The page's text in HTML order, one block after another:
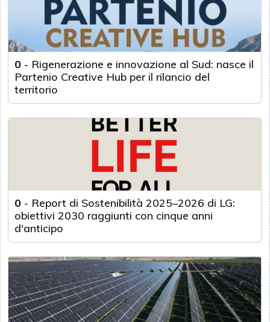
0 - Rigenerazione e innovazione al Sud: nasce il
Partenio Creative Hub per il rilancio del
territorio
0 - Report di Sostenibilità 2025–2026 di LG:
obiettivi 2030 raggiunti con cinque anni
d'anticipo